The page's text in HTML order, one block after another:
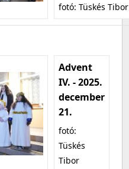
fotó: Tüskés Tibor
Advent
IV. - 2025.
december
21.
fotó:
Tüskés
Tibor